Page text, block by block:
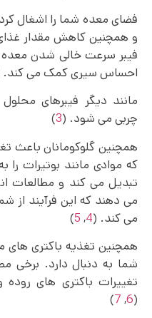
فضای معده شما را اشغال
و همچنین کاهش مقدار
فیبر سرعت خالی شدن معده
احساس سیری کمک می کند.
مانند دیگر فیبرهای
چربی می شود. (3
)
همچنین گلوکومانان باعث
که موادی مانند بوتیرات را
تبدیل می کند و مطالعات
می دهند که این فرآیند از
می کند. (4
,
5
)
همچنین تغذیه باکتری های
شما به دنبال دارد. برخی
تغییرات باکتری های
(
6
,
7
)